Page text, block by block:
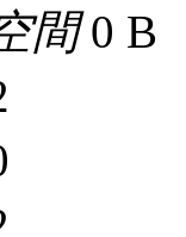
間0 B